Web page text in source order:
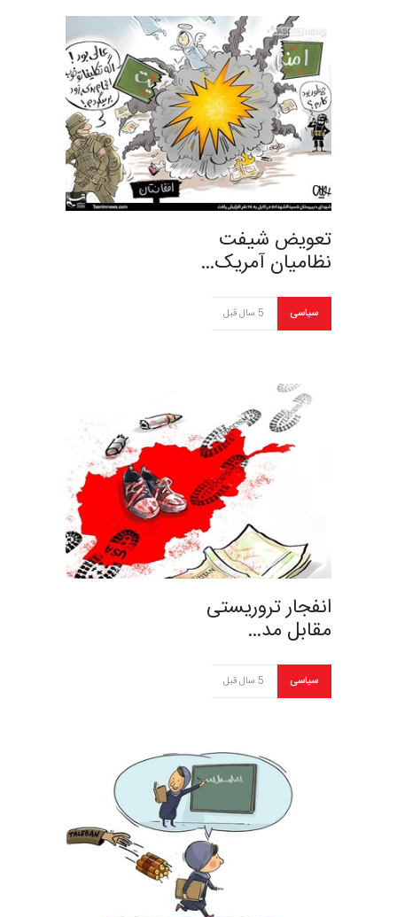
تعویض شیفت
نظامیان آمریک…
سیاسی 5 سال قبل
انفجار تروریستی
مقابل مد…
سیاسی 5 سال قبل